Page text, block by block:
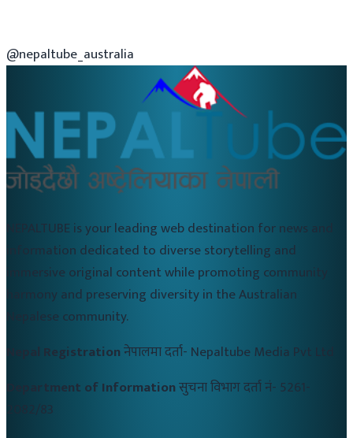
@nepaltube_australia
NEPALTUBE is your leading web destination for news and
information dedicated to diverse storytelling and
immersive original content while promoting community
harmony and preserving diversity in the Australian
Nepalese community.
Nepal Registrationनेपालमा दर्ता- Nepaltube Media Pvt Ltd
Department of Informationसुचना विभाग दर्ता नं- 5261-
2082/83